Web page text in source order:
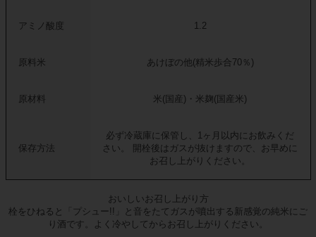
アミノ酸度 1.2
原料米 あけぼの他(精米歩合70％)
原材料 米(国産)・米麹(国産米)
保存方法
必ず冷蔵庫に保管し、1ヶ月以内にお飲みくだ
さい。 開栓後はガスが抜けますので、お早めに
お召し上がりください。
おいしいお召し上がり方
栓をひねると「プシュー!!」と音をたてガスが噴出する新感覚の純米にご
り酒です。よく冷やしてからお召し上がりください。